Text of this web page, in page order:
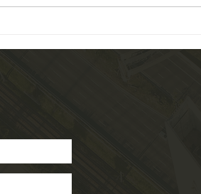
a base de dados de Repetitivos e